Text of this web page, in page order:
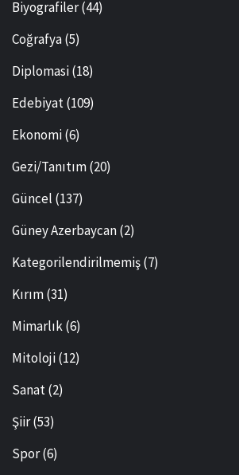
Biyografiler(44)
Coğrafya(5)
Diplomasi(18)
Edebiyat(109)
Ekonomi(6)
Gezi/Tanıtım(20)
Güncel (137)
Güney Azerbaycan(2)
Kategorilendirilmemiş(7)
Kırım(31)
Mimarlık(6)
Mitoloji(12)
Sanat(2)
Şiir(53)
Spor(6)